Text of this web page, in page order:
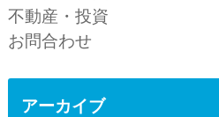
不動産・投資
お問合わせ
アーカイブ